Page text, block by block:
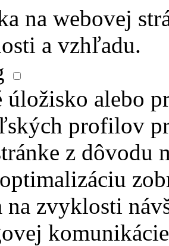
na webovej
a vzhľadu.
úložisko alebo
profilov
z dôvodu
zvyklosti